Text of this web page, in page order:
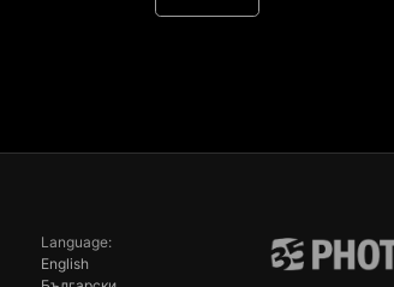
Language:
English